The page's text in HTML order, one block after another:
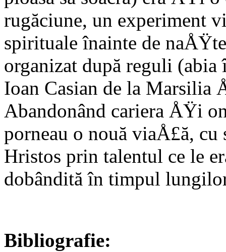
rugăciune, un experiment
spirituale înainte de
organizat după reguli
Ioan Casian de la Marsilia
Abandonând cariera ÅŸi
porneau o nouă viaÅ£ă,
Hristos prin talentul ce le
dobândită în timpul
Bibliografie: